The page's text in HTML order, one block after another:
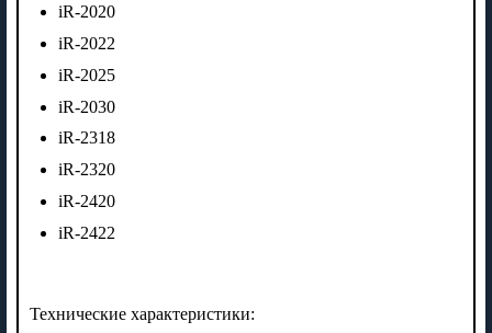
iR-2020
iR-2022
iR-2025
iR-2030
iR-2318
iR-2320
iR-2420
iR-2422
Технические характеристики: